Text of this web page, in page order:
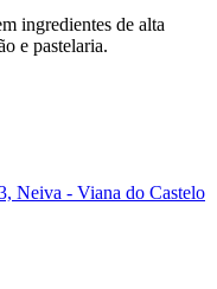
ingredientes de alta
e pastelaria.
Neiva - Viana do Castelo